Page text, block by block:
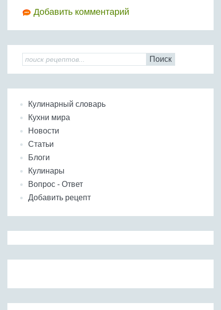
Добавить комментарий
Поиск
Кулинарный словарь
Кухни мира
Новости
Статьи
Блоги
Кулинары
Вопрос - Ответ
Добавить рецепт